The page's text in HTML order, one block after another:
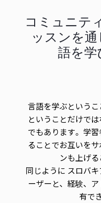
コミュニテ
ッスンを
語を学
言語を学ぶという
ということだけで
でもあります。学
ることでお互いを
ンも上げる
同じように スロバ
ーザーと、経験、
有で